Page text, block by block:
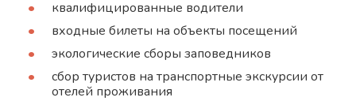
квалифицированные водители
входные билеты на объекты посещений
экологические сборы заповедников
сбор туристов на транспортные экскурсии от
отелей проживания